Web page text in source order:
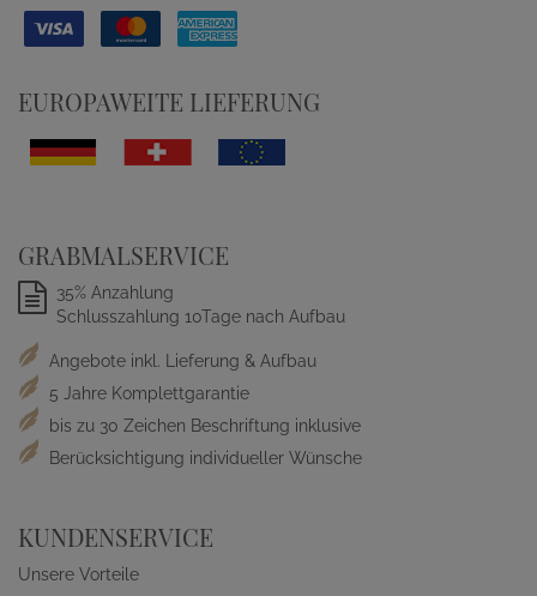
EUROPAWEITE LIEFERUNG
GRABMALSERVICE
35% Anzahlung
Schlusszahlung 10Tage nach Aufbau
Angebote inkl. Lieferung & Aufbau
5 Jahre Komplettgarantie
bis zu 30 Zeichen Beschriftung inklusive
Berücksichtigung individueller Wünsche
KUNDENSERVICE
Unsere Vorteile